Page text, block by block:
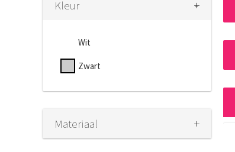
Kleur -
+
Wit
Zwart
Materiaal +